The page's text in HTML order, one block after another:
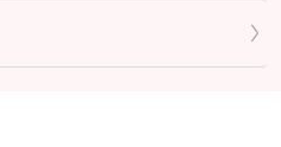
สั่งอาหารซ้ำผ่านแอป หาก
ไม่ส่งผลกระทบหรือทำให้